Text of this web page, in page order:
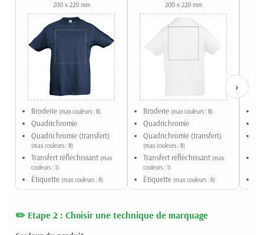
200 x 220 mm
Broderie (max couleurs : 8)
Quadrichromie
Quadrichromie (transfert)
(max couleurs : 8)
Transfert réfléchissant (max
couleurs : 1)
Étiquette (max couleurs : 8)
200 x 220 mm
Broderie (max couleurs : 8)
Quadrichromie
Quadrichromie (transfert)
(max couleurs : 8)
Transfert réfléchissant (max
couleurs : 1)
Étiquette (max couleurs : 8)
›
Etape 2 : Choisir une technique de marquage